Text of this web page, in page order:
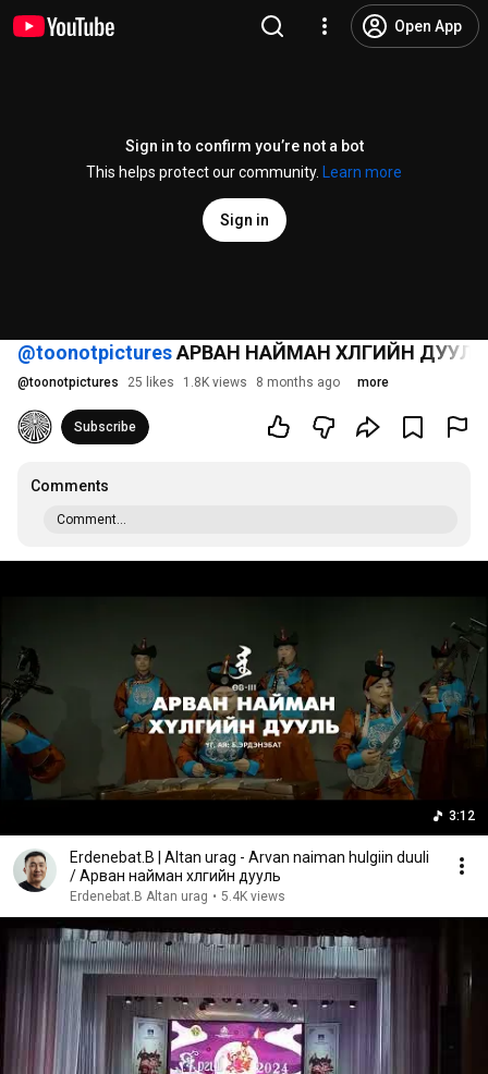
Open App
Sign in to confirm you’re not a bot
This helps protect our community.
Learn more
Sign in
‪@toonotpictures‬АРВАН НАЙМАН ХҮЛГИЙН ДУУЛЬ
@toonotpictures 25 likes 1.8K views 8 months ago more
Subscribe
Comments
Comment...
3:12
Erdenebat.B | Altan urag - Arvan naiman hulgiin duuli
/ Арван найман хүлгийн дууль
Erdenebat.B Altan urag • 5.4K views